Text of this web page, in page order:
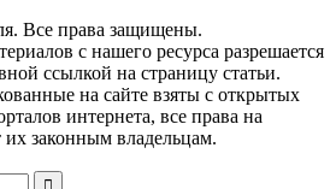
Все права защищены.
с нашего ресурса разрешается
ссылкой на страницу статьи.
на сайте взяты с открытых
интернета, все права на
их законным владельцам.